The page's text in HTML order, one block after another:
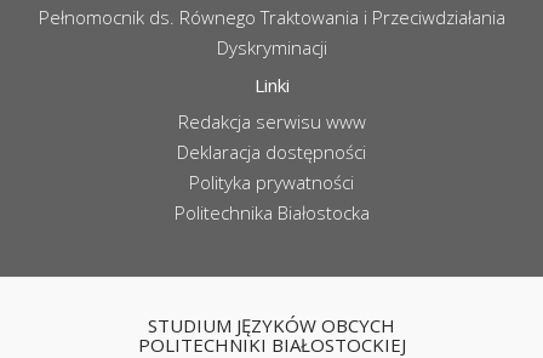
Pełnomocnik ds. Równego Traktowania i Przeciwdziałania
Dyskryminacji
Linki
Redakcja serwisu www
Deklaracja dostępności
Polityka prywatności
Politechnika Białostocka
STUDIUM JĘZYKÓW OBCYCH
POLITECHNIKI BIAŁOSTOCKIEJ